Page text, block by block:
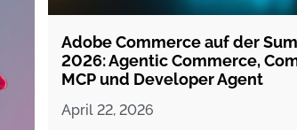
Adobe Commerce auf der
2026: Agentic Commerce,
MCP und Developer Agent
April 22, 2026